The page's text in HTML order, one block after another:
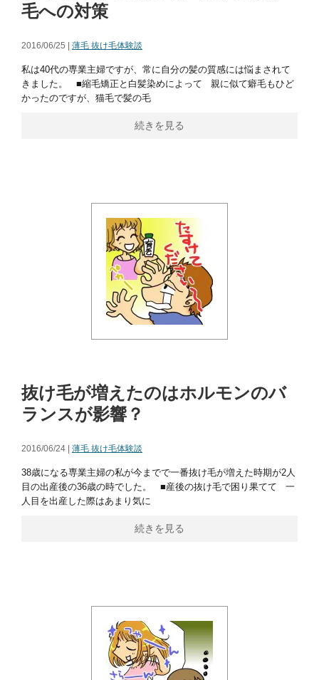
毛への対策
2016/06/25 | 薄毛 抜け毛体験談
私は40代の専業主婦ですが、常に自分の髪の質感には悩まされて
きました。 ■縮毛矯正と白髪染めによって 親に似て癖毛もひど
かったのですが、猫毛で髪の毛
続きを見る
抜け毛が増えたのはホルモンのバ
ランスが影響？
2016/06/24 | 薄毛 抜け毛体験談
38歳になる専業主婦の私が今までで一番抜け毛が増えた時期が2人
目の出産後の36歳の時でした。 ■産後の抜け毛で困り果てて 一
人目を出産した際はあまり気に
続きを見る